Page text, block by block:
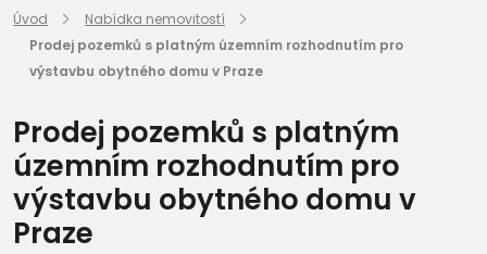
Úvod
Nabídka nemovitostí
Prodej pozemků s platným územním rozhodnutím pro
výstavbu obytného domu v Praze
Prodej pozemků s platným
územním rozhodnutím pro
výstavbu obytného domu v
Praze